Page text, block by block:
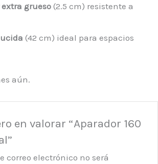
grueso (2.5 cm) resistente a
(42 cm) ideal para espacios
aún.
en valorar “Aparador 160
correo electrónico no será